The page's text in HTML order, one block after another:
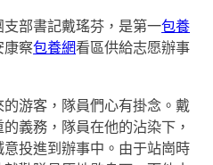
部書記戴瑤芬，是第一包養
康察包養網看區供給志愿辦事
游客，隊員們心有掛念。戴
義務，隊員在他的沾染下，
投進到辦事中。由于站崗時